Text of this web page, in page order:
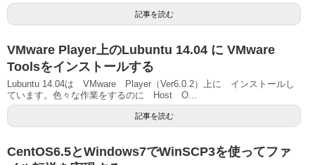
記事を読む
VMware Player上のLubuntu 14.04 に VMware
Toolsをインストールする
Lubuntu 14.04は VMware Player（Ver6.0.2）上に インストールし
ています。色々な作業をするのに Host O...
記事を読む
CentOS6.5とWindows7でWinSCP3を使ってファ